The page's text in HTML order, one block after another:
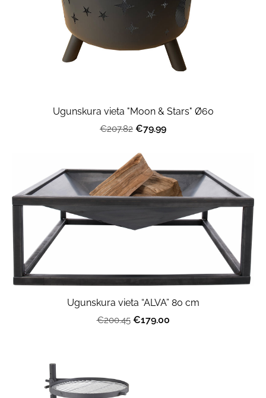
Ugunskura vieta "Moon & Stars" Ø60
€207.82 €79.99
Ugunskura vieta “ALVA” 80 cm
€200.45 €179.00